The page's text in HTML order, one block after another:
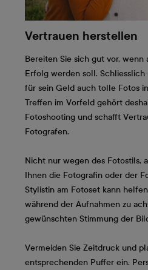
Vertrauen herstellen
Bereiten Sie sich gut vor,
Erfolg werden soll.
für sein Geld auch tolle Fotos
Treffen im Vorfeld gehört
Fotoshooting und schafft
Fotografen.
Nicht nur wegen des Fotostils,
Ihnen die Fotografin oder der
Stylistin am Fotoset kann
während der Aufnahmen zu
gewünschten Stimmung der
Vermeiden Sie Zeitdruck und
entsprechenden Puffer ein.